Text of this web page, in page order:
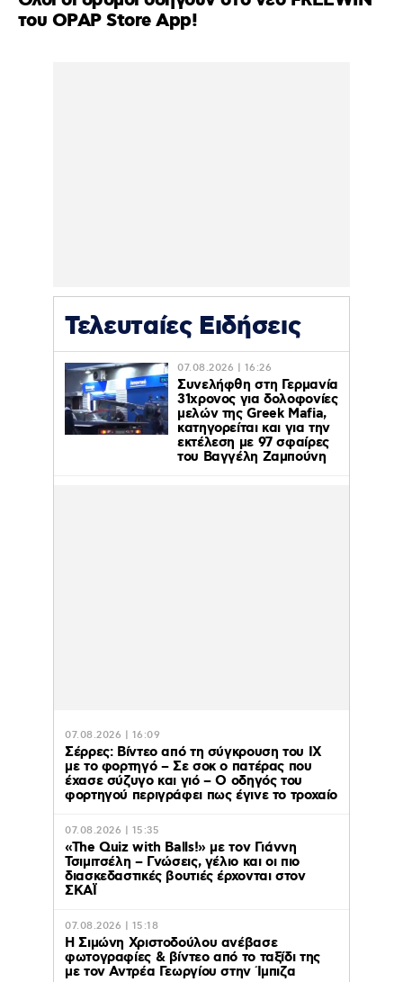
του OPAP Store App!
Τελευταίες Ειδήσεις
07.08.2026 | 16:26
Συνελήφθη στη Γερμανία
31χρονος για δολοφονίες
μελών της Greek Mafia,
κατηγορείται και για την
εκτέλεση με 97 σφαίρες
του Βαγγέλη Ζαμπούνη
07.08.2026 | 16:09
Σέρρες: Βίντεο από τη σύγκρουση του ΙΧ
με το φορτηγό – Σε σοκ ο πατέρας που
έχασε σύζυγο και γιό – Ο οδηγός του
φορτηγού περιγράφει πως έγινε το τροχαίο
07.08.2026 | 15:35
«The Quiz with Balls!» με τον Γιάννη
Τσιμιτσέλη – Γνώσεις, γέλιο και οι πιο
διασκεδαστικές βουτιές έρχονται στον
ΣΚΑΪ
07.08.2026 | 15:18
Η Σιμώνη Χριστοδούλου ανέβασε
φωτογραφίες & βίντεο από το ταξίδι της
με τον Αντρέα Γεωργίου στην Ίμπιζα